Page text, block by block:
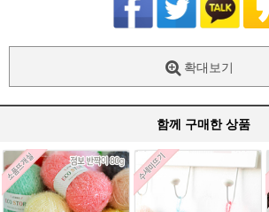
확대보기
함께 구매한 상품